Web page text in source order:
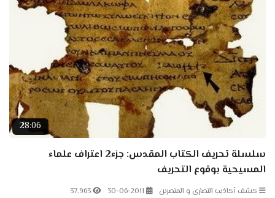
28:06
سلسلة تحريف الكتاب المقدس: جزء2 اعتراف علماء
المسيحية بوقوع التحريف
كشف أكاذيب النصارى و المنصرين 30-06-2011
37.963